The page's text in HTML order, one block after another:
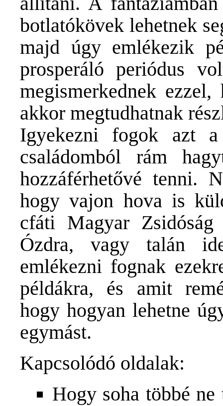
botlatókövek lehetnek
majd úgy emlékezik
prosperáló periódus
megismerkednek
akkor megtudhatnak
Igyekezni fogok azt
családomból rám
hozzáférhetővé tenni.
hogy vajon hova is
cfáti Magyar
Ózdra, vagy talán
emlékezni fognak
példákra, és amit
hogy hogyan lehetne
egymást.
Kapcsolódó oldalak:
Hogy soha többé ne